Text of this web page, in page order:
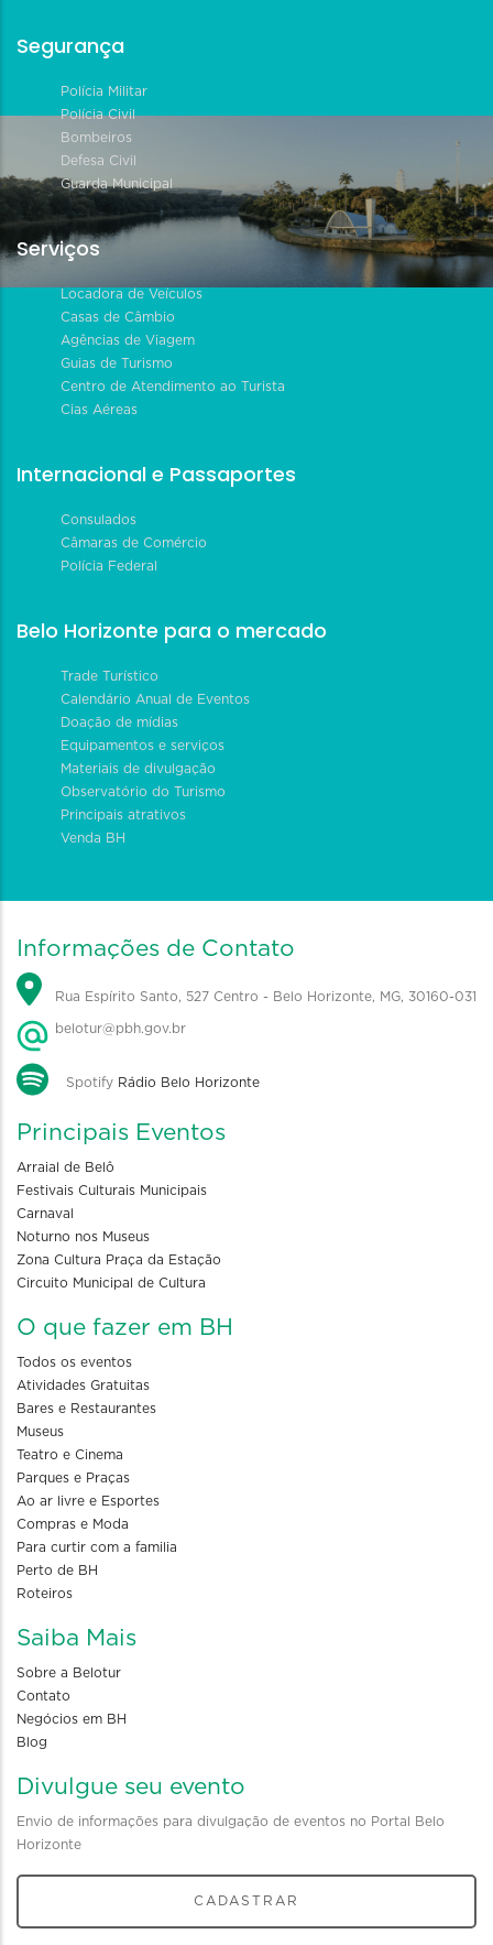
Segurança
Polícia Militar
Polícia Civil
Bombeiros
Defesa Civil
Guarda Municipal
Serviços
Locadora de Veículos
Casas de Câmbio
Agências de Viagem
Guias de Turismo
Centro de Atendimento ao Turista
Cias Aéreas
Internacional e Passaportes
Consulados
Câmaras de Comércio
Polícia Federal
Belo Horizonte para o mercado
Trade Turístico
Calendário Anual de Eventos
Doação de mídias
Equipamentos e serviços
Materiais de divulgação
Observatório do Turismo
Principais atrativos
Venda BH
Informações de Contato
Rua Espírito Santo, 527 Centro - Belo Horizonte, MG, 30160-031
belotur@pbh.gov.br
Spotify Rádio Belo Horizonte
Principais Eventos
Arraial de Belô
Festivais Culturais Municipais
Carnaval
Noturno nos Museus
Zona Cultura Praça da Estação
Circuito Municipal de Cultura
O que fazer em BH
Todos os eventos
Atividades Gratuitas
Bares e Restaurantes
Museus
Teatro e Cinema
Parques e Praças
Ao ar livre e Esportes
Compras e Moda
Para curtir com a familia
Perto de BH
Roteiros
Saiba Mais
Sobre a Belotur
Contato
Negócios em BH
Blog
Divulgue seu evento
Envio de informações para divulgação de eventos no Portal Belo
Horizonte
CADASTRAR